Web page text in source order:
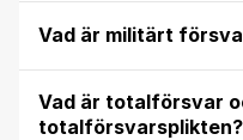
Vad är militärt
Vad är totalförsvar
totalförsvarsplikten?